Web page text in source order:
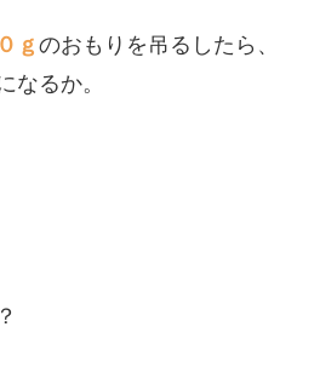
ｇ のおもりを吊るしたら、
なるか。